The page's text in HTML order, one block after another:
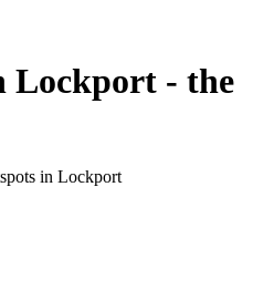
Lockport - the
in Lockport